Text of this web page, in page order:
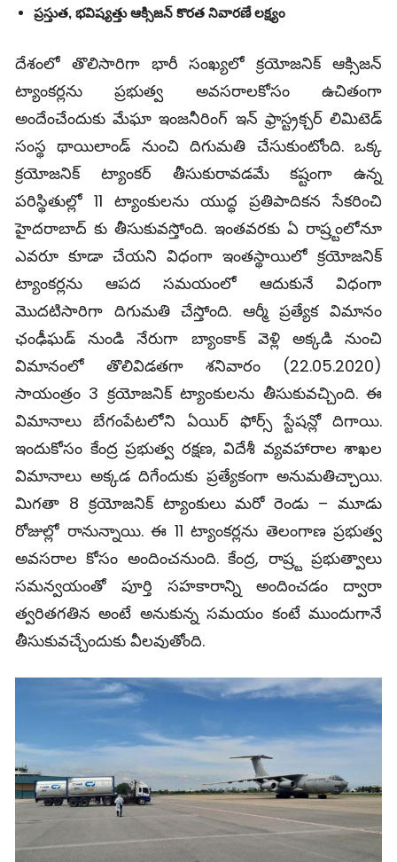
ప్రస్తుత, భవిష్యత్తు ఆక్సిజన్ కొరత నివారణే లక్ష్యం
దేశంలో తొలిసారిగా భారీ సంఖ్యలో క్రయోజనిక్ ఆక్సిజన్
ట్యాంకర్లను ప్రభుత్వ అవసరాలకోసం ఉచితంగా
అందేంచేందుకు మేఘా ఇంజనీరింగ్ ఇన్ ఫ్రాస్ట్రక్చర్ లిమిటెడ్
సంస్థ థాయిలాండ్ నుంచి దిగుమతి చేసుకుంటోంది. ఒక్క
క్రయోజనిక్ ట్యాంకర్ తీసుకురావడమే కష్టంగా ఉన్న
పరిస్థితుల్లో 11 ట్యాంకులను యుద్ధ ప్రతిపాదికన సేకరించి
హైదరాబాద్ కు తీసుకువస్తోంది. ఇంతవరకు ఏ రాష్ర్టంలోనూ
ఎవరూ కూడా చేయని విధంగా ఇంతస్థాయిలో క్రయోజనిక్
ట్యాంకర్లను ఆపద సమయంలో ఆదుకునే విధంగా
మొదటిసారిగా దిగుమతి చేస్తోంది. ఆర్మీ ప్రత్యేక విమానం
ఛంఢీఘడ్ నుండి నేరుగా బ్యాంకాక్ వెళ్లి అక్కడి నుంచి
విమానంలో తొలివిడతగా శనివారం (22.05.2020)
సాయంత్రం 3 క్రయోజనిక్ ట్యాంకులను తీసుకువచ్చింది. ఈ
విమానాలు బేగంపేటలోని ఏయిర్ ఫోర్స్ స్టేషన్లో దిగాయి.
ఇందుకోసం కేంద్ర ప్రభుత్వ రక్షణ, విదేశీ వ్యవహారాల శాఖల
విమానాలు అక్కడ దిగేందుకు ప్రత్యేకంగా అనుమతిచ్చాయి.
మిగతా 8 క్రయోజనిక్ ట్యాంకులు మరో రెండు – మూడు
రోజుల్లో రానున్నాయి. ఈ 11 ట్యాంకర్లను తెలంగాణ ప్రభుత్వ
అవసరాల కోసం అందించనుంది. కేంద్ర, రాష్ర్ట ప్రభుత్వాలు
సమన్వయంతో పూర్తి సహకారాన్ని అందించడం ద్వారా
త్వరితగతిన అంటే అనుకున్న సమయం కంటే ముందుగానే
తీసుకువచ్చేందుకు వీలవుతోంది.